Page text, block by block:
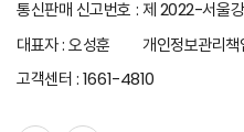
통신판매 신고번호 : 제 2022-서울
대표자 : 오성훈 개인정보관리책
고객센터 : 1661-4810